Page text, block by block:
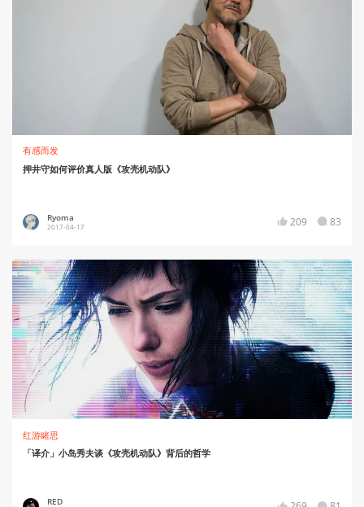
有感而发
押井守如何评价真人版《攻壳机动队》
Ryoma
2017-04-17 209 83
红游睹思
「译介」小岛秀夫谈《攻壳机动队》背后的哲学
RED